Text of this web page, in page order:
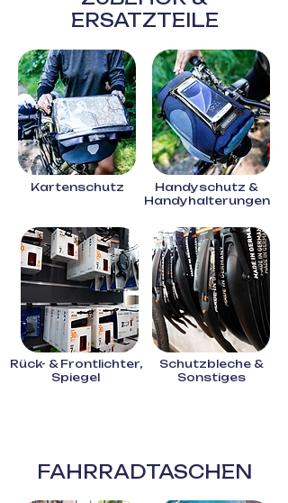
ERSATZTEILE
Kartenschutz
Handyschutz &
Handyhalterungen
Rück- & Frontlichter,
Spiegel
Schutzbleche &
Sonstiges
FAHRRADTASCHEN